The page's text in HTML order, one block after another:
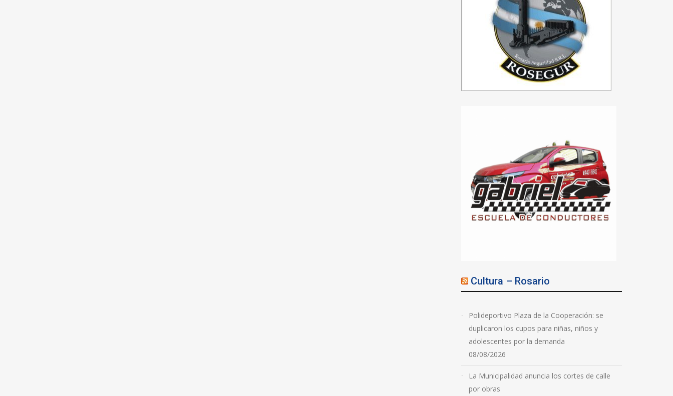
Cultura – Rosario
Polideportivo Plaza de la Cooperación: se
duplicaron los cupos para niñas, niños y
adolescentes por la demanda
08/08/2026
La Municipalidad anuncia los cortes de calle
por obras